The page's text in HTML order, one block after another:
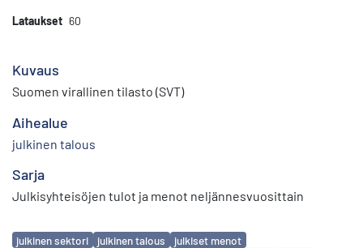
Lataukset 60
Kuvaus
Suomen virallinen tilasto (SVT)
Aihealue
julkinen talous
Sarja
Julkisyhteisöjen tulot ja menot neljännesvuosittain
Avainsanat
julkinen sektori julkinen talous
julkiset menot